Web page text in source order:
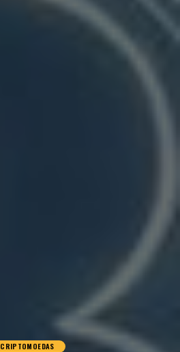
CRIPTOMOEDAS